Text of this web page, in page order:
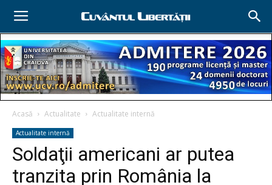
Acasă Actualitate Actualitate internă
Actualitate internă
Soldaţii americani ar putea
tranzita prin România la